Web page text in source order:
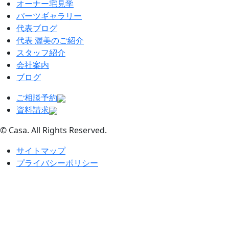
オーナー宅見学
パーツギャラリー
代表ブログ
代表 渥美のご紹介
スタッフ紹介
会社案内
ブログ
ご相談予約
資料請求
© Casa. All Rights Reserved.
サイトマップ
プライバシーポリシー